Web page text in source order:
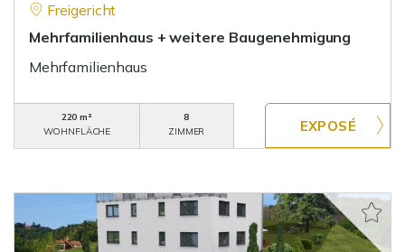
Freigericht
Mehrfamilienhaus + weitere Baugenehmigung
Mehrfamilienhaus
220 m²
WOHNFLÄCHE
8
ZIMMER